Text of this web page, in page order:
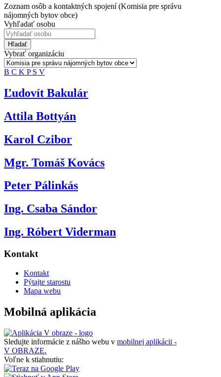
Zoznam osôb a kontaktných spojení (Komisia pre správu
nájomných bytov obce)
Vyhľadať osobu
Hľadať
Vybrať organizáciu
B C K P S V
Ľudovít Bakulár
Attila Bottyán
Karol Czibor
Mgr. Tomáš Kovács
Peter Pálinkás
Ing. Csaba Sándor
Ing. Róbert Viderman
Kontakt
Kontakt
Pýtajte starostu
Mapa webu
Mobilná aplikácia
Sledujte informácie z nášho webu v mobilnej aplikácii -
V OBRAZE.
Voľne k stiahnutiu: